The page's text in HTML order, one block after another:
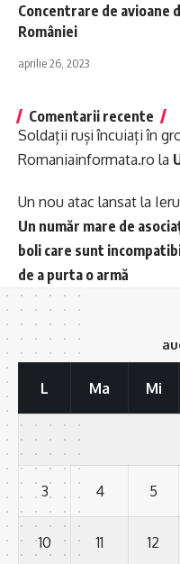
Concentrare de avioane
României
aprilie 26, 2023
Comentarii recente
Soldații ruși încuiați în
Romaniainformata.ro la
Un nou atac lansat la
Un număr mare de
boli care sunt
de a purta o armă
L Ma Mi
3 4 5
10 11 12